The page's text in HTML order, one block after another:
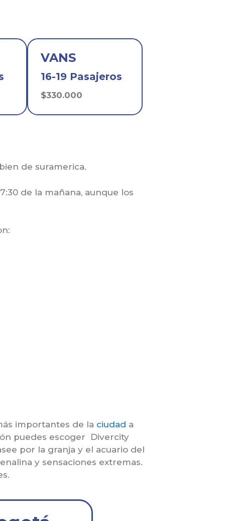
VANS
16-19 Pasajeros
$330.000
de suramerica.
de la mañana, aunque los
importantes de la ciudad a
puedes escoger Divercity
por la granja y el acuario del
y sensaciones extremas.